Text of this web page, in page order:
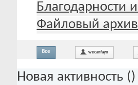
Благодарности
Файловый архив
Все wecanfayo
Новая активность ()